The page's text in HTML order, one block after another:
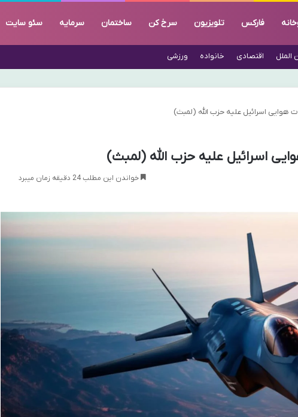
فارکس تلویزیون سرخ کن ساختمان سرمایه سئو سایت
الملل اقتصادی خانواده ورزشی
هوایی اسرائیل علیه حزب الله (لمبث)
اسرائیل علیه حزب الله (لمبث)
خواندن این مطلب 24 دقیقه زمان میبرد